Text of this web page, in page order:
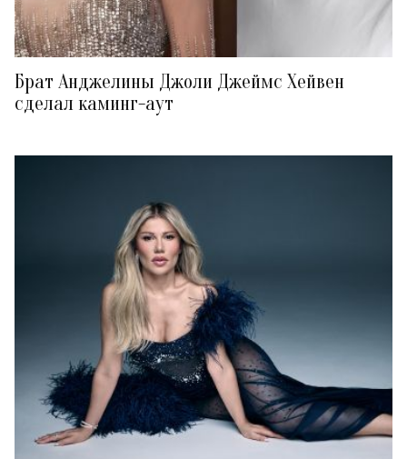
Брат Анджелины Джоли Джеймс Хейвен
сделал каминг-аут